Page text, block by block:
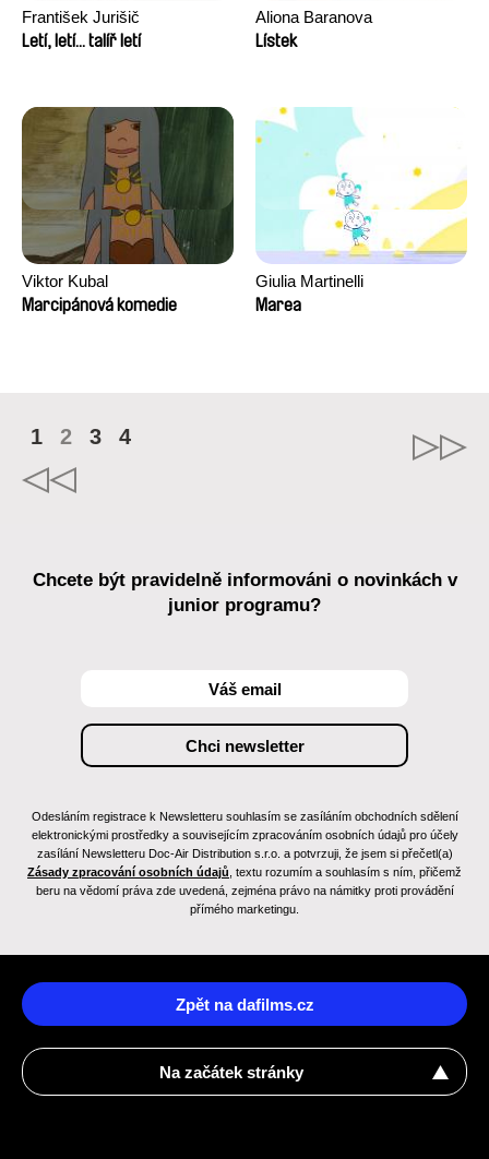
František Jurišič
Letí, letí... talíř letí
Aliona Baranova
Lístek
Viktor Kubal
Marcipánová komedie
Giulia Martinelli
Marea
1 2 3 4
Chcete být pravidelně informováni o novinkách v
junior programu?
Odesláním registrace k Newsletteru souhlasím se zasíláním obchodních sdělení
elektronickými prostředky a souvisejícím zpracováním osobních údajů pro účely
zasílání Newsletteru Doc-Air Distribution s.r.o. a potvrzuji, že jsem si přečetl(a)
Zásady zpracování osobních údajů , textu rozumím a souhlasím s ním, přičemž
beru na vědomí práva zde uvedená, zejména právo na námitky proti provádění
přímého marketingu.
Zpět na dafilms.cz
Na začátek stránky